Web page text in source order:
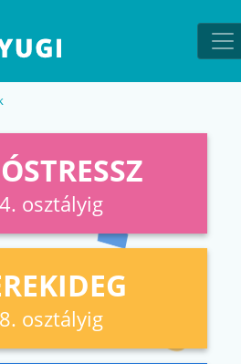
osztályig
osztályig